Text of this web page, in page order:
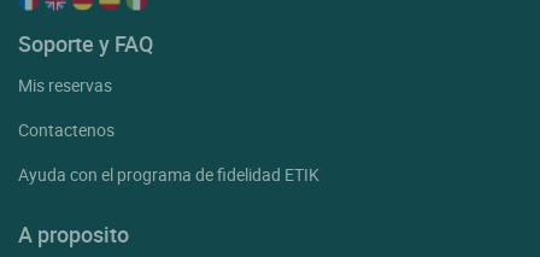
Soporte y FAQ
Mis reservas
Contactenos
Ayuda con el programa de fidelidad ETIK
A proposito